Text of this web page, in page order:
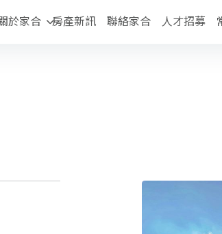
於家合 房產新訊 聯絡家合 人才招募